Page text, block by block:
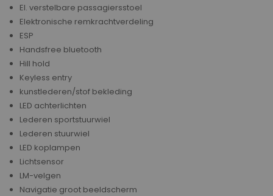
El. verstelbare passagiersstoel
Elektronische remkrachtverdeling
ESP
Handsfree bluetooth
Hill hold
Keyless entry
kunstlederen/stof bekleding
LED achterlichten
Lederen sportstuurwiel
Lederen stuurwiel
LED koplampen
Lichtsensor
LM-velgen
Navigatie groot beeldscherm